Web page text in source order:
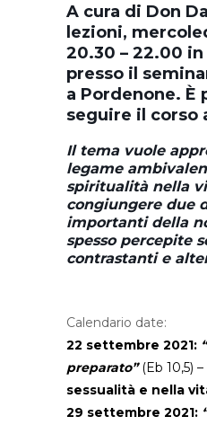
A cura di Don
lezioni,
20.30 – 22.00
presso il
a Pordenone. È
seguire il corso
Il tema vuole
legame
spiritualità nella
congiungere due
importanti della
spesso percepite
contrastanti e
Calendario date:
22 settembre 2021:
preparato”(Eb 10,5) –
sessualità e nella
29 settembre 2021: